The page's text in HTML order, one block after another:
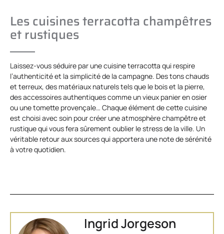
Les cuisines terracotta champêtres
et rustiques
Laissez-vous séduire par une cuisine terracotta qui respire
l’authenticité et la simplicité de la campagne. Des tons chauds
et terreux, des matériaux naturels tels que le bois et la pierre,
des accessoires authentiques comme un vieux panier en osier
ou une tomette provençale… Chaque élément de cette cuisine
est choisi avec soin pour créer une atmosphère champêtre et
rustique qui vous fera sûrement oublier le stress de la ville. Un
véritable retour aux sources qui apportera une note de sérénité
à votre quotidien.
Ingrid Jorgeson